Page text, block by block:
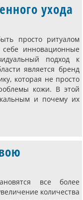
ухода
просто ритуалом
себе инновационные
подход к
является бренд
которая не просто
кожи. В этой
и почему их
все более
количества